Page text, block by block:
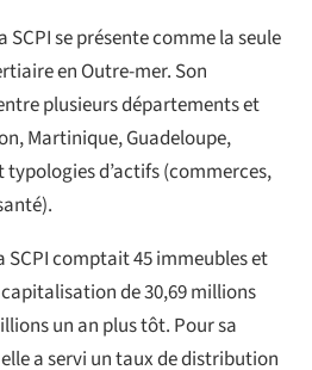
SCPI se présente comme la seule
en Outre-mer. Son
plusieurs départements et
Martinique, Guadeloupe,
typologies d’actifs (commerces,
SCPI comptait 45 immeubles et
de 30,69 millions
un an plus tôt. Pour sa
a servi un taux de distribution